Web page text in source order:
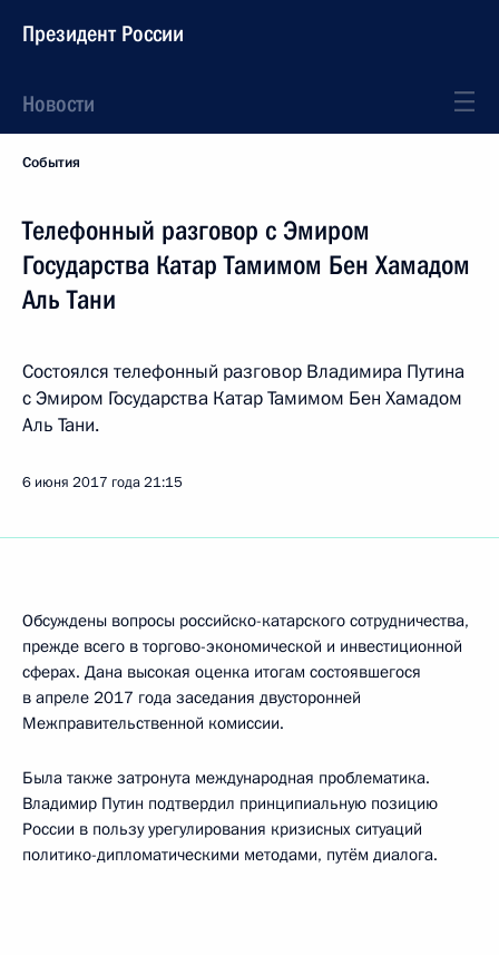
Президент России
Новости
События
Телефонный разговор с Эмиром
Государства Катар Тамимом Бен Хамадом
Аль Тани
Состоялся телефонный разговор Владимира Путина
с Эмиром Государства Катар Тамимом Бен Хамадом
Аль Тани.
6 июня 2017 года21:15
Обсуждены вопросы российско-катарского сотрудничества,
прежде всего в торгово-экономической и инвестиционной
сферах. Дана высокая оценка итогам состоявшегося
в апреле 2017 года заседания двусторонней
Межправительственной комиссии.
Была также затронута международная проблематика.
Владимир Путин подтвердил принципиальную позицию
России в пользу урегулирования кризисных ситуаций
политико-дипломатическими методами, путём диалога.